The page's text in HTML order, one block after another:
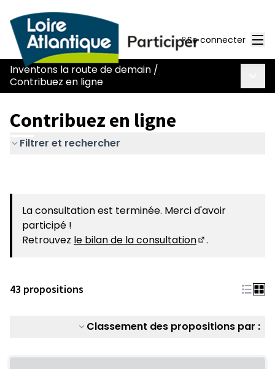
Se connecter
Inventons la route de demain /
Contribuez en ligne
Contribuez en ligne
Filtrer et rechercher
La consultation est terminée. Merci d'avoir
participé !
Retrouvez le bilan de la consultation .
43 propositions
Classement des propositions par :